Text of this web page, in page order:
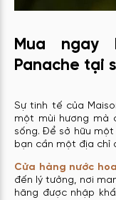
Mua ngay
Panache tại
Sự tinh tế của
một mùi hương mà
sống. Để sở hữu
bạn cần một địa chỉ
Cửa hàng nước
đến lý tưởng, nơi
hãng được nhập